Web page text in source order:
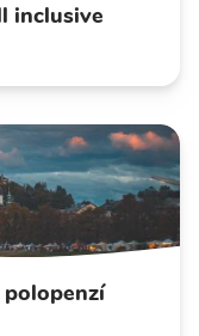
inclusive
polopenzí